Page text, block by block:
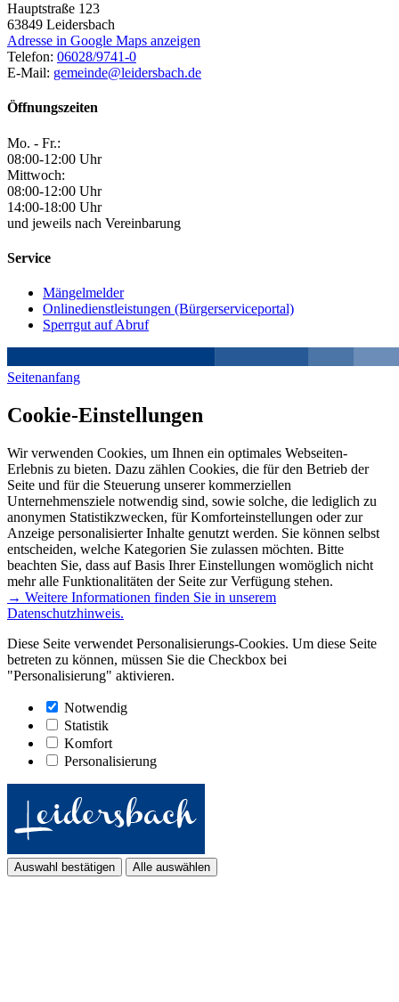
Hauptstraße 123
63849 Leidersbach
Adresse in Google Maps anzeigen
Telefon: 06028/9741-0
E-Mail: gemeinde@leidersbach.de
Öffnungszeiten
Mo. - Fr.:
08:00-12:00 Uhr
Mittwoch:
08:00-12:00 Uhr
14:00-18:00 Uhr
und jeweils nach Vereinbarung
Service
Mängelmelder
Onlinedienstleistungen (Bürgerserviceportal)
Sperrgut auf Abruf
Seitenanfang
Cookie-Einstellungen
Wir verwenden Cookies, um Ihnen ein optimales Webseiten-
Erlebnis zu bieten. Dazu zählen Cookies, die für den Betrieb der
Seite und für die Steuerung unserer kommerziellen
Unternehmensziele notwendig sind, sowie solche, die lediglich zu
anonymen Statistikzwecken, für Komforteinstellungen oder zur
Anzeige personalisierter Inhalte genutzt werden. Sie können selbst
entscheiden, welche Kategorien Sie zulassen möchten. Bitte
beachten Sie, dass auf Basis Ihrer Einstellungen womöglich nicht
mehr alle Funktionalitäten der Seite zur Verfügung stehen.
→ Weitere Informationen finden Sie in unserem
Datenschutzhinweis.
Diese Seite verwendet Personalisierungs-Cookies. Um diese Seite
betreten zu können, müssen Sie die Checkbox bei
"Personalisierung" aktivieren.
Notwendig
Statistik
Komfort
Personalisierung
Auswahl bestätigen Alle auswählen